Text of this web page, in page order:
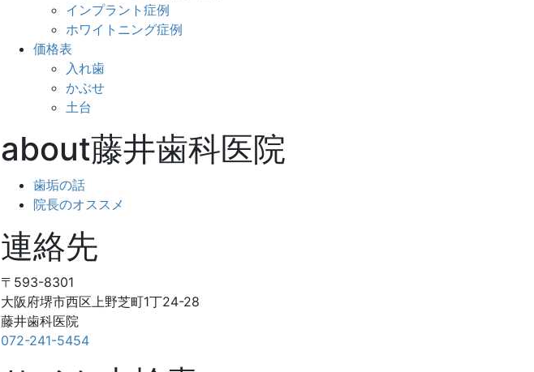
インプラント症例
ホワイトニング症例
価格表
入れ歯
かぶせ
土台
about藤井歯科医院
歯垢の話
院長のオススメ
連絡先
〒593-8301
大阪府堺市西区上野芝町1丁24-28
藤井歯科医院
072-241-5454